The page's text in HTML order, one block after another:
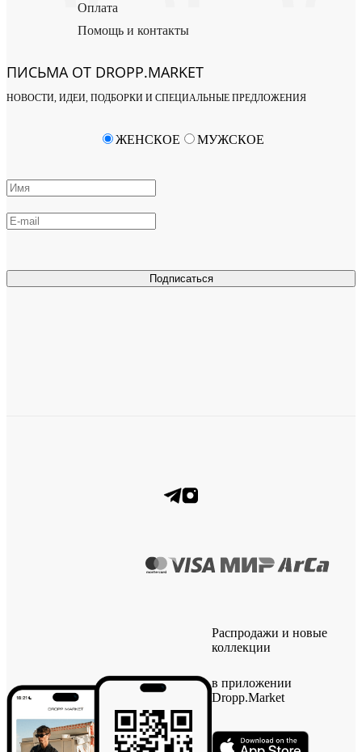
Оплата
Помощь и контакты
ПИСЬМА ОТ DROPP.MARKET
НОВОСТИ, ИДЕИ, ПОДБОРКИ И СПЕЦИАЛЬНЫЕ ПРЕДЛОЖЕНИЯ
Подписаться
ЖЕНСКОЕ МУЖСКОЕ
Распродажи и новые
коллекции
в приложении
Dropp.Market